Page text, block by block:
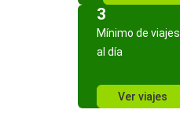
3
Mínimo de viajes
al día
Ver viajes